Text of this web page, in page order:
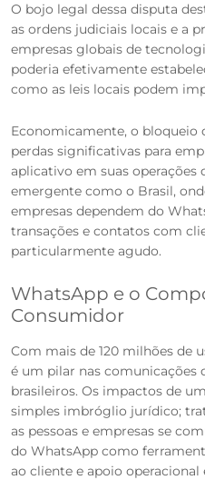
O bojo legal dessa disputa
as ordens judiciais locais e a
empresas globais de
poderia efetivamente
como as leis locais podem
Economicamente, o bloqueio
perdas significativas para
aplicativo em suas operações
emergente como o Brasil,
empresas dependem do
transações e contatos com
particularmente agudo.
WhatsApp e o
Consumidor
Com mais de 120 milhões de
é um pilar nas comunicações
brasileiros. Os impactos de
simples imbróglio jurídico;
as pessoas e empresas se
do WhatsApp como
ao cliente e apoio operacional